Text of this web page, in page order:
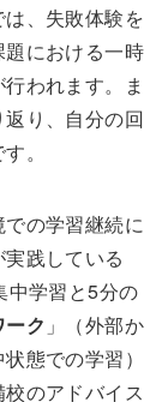
、失敗体験を
題における一時
われます。ま
り、自分の回
。
の学習継続に
践している
中学習と5分の
ク 」（外部か
態での学習）
のアドバイス